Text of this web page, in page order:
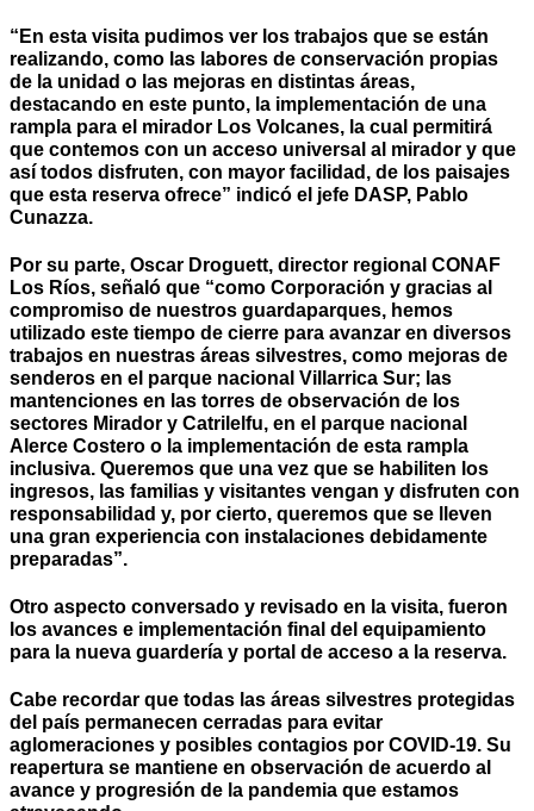
“En esta visita pudimos ver los trabajos que se están
realizando, como las labores de conservación propias
de la unidad o las mejoras en distintas áreas,
destacando en este punto, la implementación de una
rampla para el mirador Los Volcanes, la cual permitirá
que contemos con un acceso universal al mirador y que
así todos disfruten, con mayor facilidad, de los paisajes
que esta reserva ofrece” indicó el jefe DASP, Pablo
Cunazza.
Por su parte, Oscar Droguett, director regional CONAF
Los Ríos, señaló que “como Corporación y gracias al
compromiso de nuestros guardaparques, hemos
utilizado este tiempo de cierre para avanzar en diversos
trabajos en nuestras áreas silvestres, como mejoras de
senderos en el parque nacional Villarrica Sur; las
mantenciones en las torres de observación de los
sectores Mirador y Catrilelfu, en el parque nacional
Alerce Costero o la implementación de esta rampla
inclusiva. Queremos que una vez que se habiliten los
ingresos, las familias y visitantes vengan y disfruten con
responsabilidad y, por cierto, queremos que se lleven
una gran experiencia con instalaciones debidamente
preparadas”.
Otro aspecto conversado y revisado en la visita, fueron
los avances e implementación final del equipamiento
para la nueva guardería y portal de acceso a la reserva.
Cabe recordar que todas las áreas silvestres protegidas
del país permanecen cerradas para evitar
aglomeraciones y posibles contagios por COVID-19. Su
reapertura se mantiene en observación de acuerdo al
avance y progresión de la pandemia que estamos